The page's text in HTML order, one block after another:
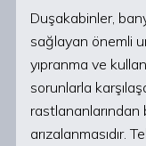
Duşakabinler,
sağlayan önemli
yıpranma ve
sorunlarla
arızalanmasıdır.